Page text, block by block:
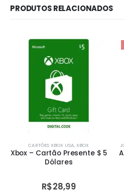
PRODUTOS RELACIONADOS
CARTÕES XBOX USA, XBOX
Xbox – Cartão Presente $ 5
Dólares
R$28,99